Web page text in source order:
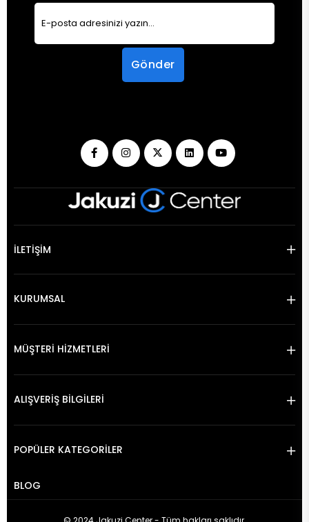
Gönder
İLETİŞİM
KURUMSAL
MÜŞTERİ HİZMETLERİ
ALIŞVERİŞ BİLGİLERİ
POPÜLER KATEGORİLER
BLOG